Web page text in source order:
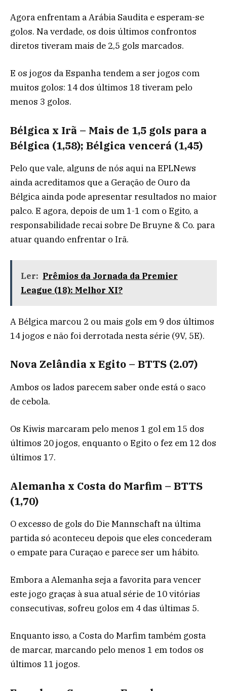
Agora enfrentam a Arábia Saudita e esperam-se
golos. Na verdade, os dois últimos confrontos
diretos tiveram mais de 2,5 gols marcados.
E os jogos da Espanha tendem a ser jogos com
muitos golos: 14 dos últimos 18 tiveram pelo
menos 3 golos.
Bélgica x Irã – Mais de 1,5 gols para a
Bélgica (1,58); Bélgica vencerá (1,45)
Pelo que vale, alguns de nós aqui na EPLNews
ainda acreditamos que a Geração de Ouro da
Bélgica ainda pode apresentar resultados no maior
palco. E agora, depois de um 1-1 com o Egito, a
responsabilidade recai sobre De Bruyne & Co. para
atuar quando enfrentar o Irã.
Ler: Prêmios da Jornada da Premier
League (18): Melhor XI?
A Bélgica marcou 2 ou mais gols em 9 dos últimos
14 jogos e não foi derrotada nesta série (9V, 5E).
Nova Zelândia x Egito – BTTS (2.07)
Ambos os lados parecem saber onde está o saco
de cebola.
Os Kiwis marcaram pelo menos 1 gol em 15 dos
últimos 20 jogos, enquanto o Egito o fez em 12 dos
últimos 17.
Alemanha x Costa do Marfim – BTTS
(1,70)
O excesso de gols do Die Mannschaft na última
partida só aconteceu depois que eles concederam
o empate para Curaçao e parece ser um hábito.
Embora a Alemanha seja a favorita para vencer
este jogo graças à sua atual série de 10 vitórias
consecutivas, sofreu golos em 4 das últimas 5.
Enquanto isso, a Costa do Marfim também gosta
de marcar, marcando pelo menos 1 em todos os
últimos 11 jogos.